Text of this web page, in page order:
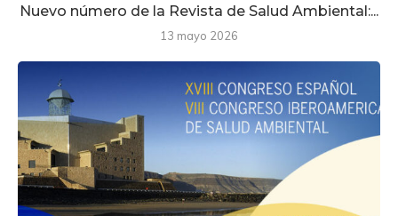
Nuevo número de la Revista de Salud Ambiental:...
13 mayo 2026